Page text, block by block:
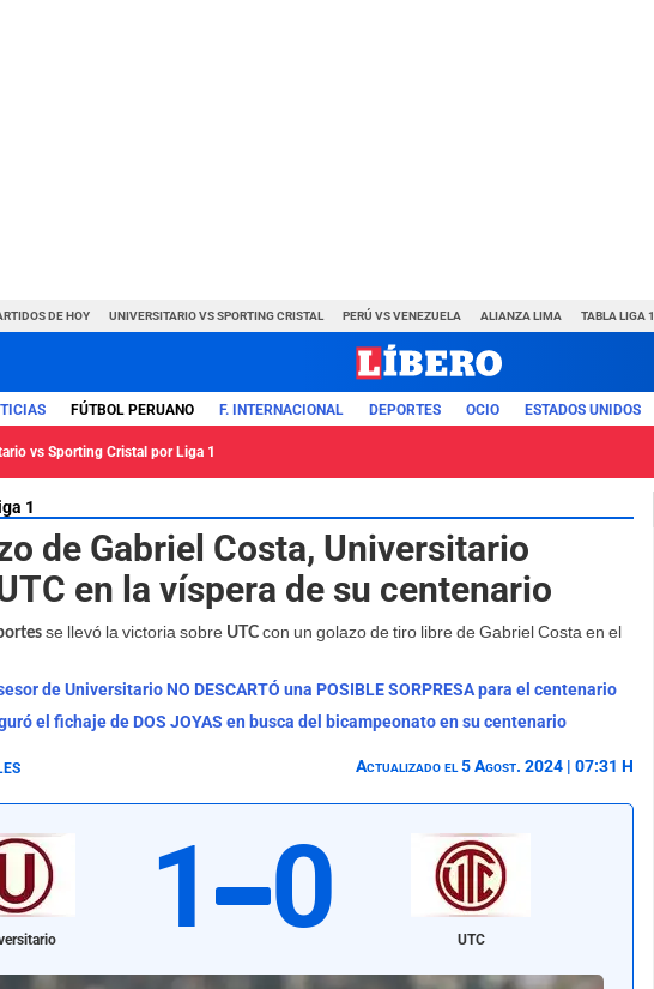
DE HOY UNIVERSITARIO VS SPORTING CRISTAL PERÚ VS VENEZUELA ALIANZA LIMA TABLA LIGA 1
FÚTBOL PERUANO F. INTERNACIONAL DEPORTES OCIO ESTADOS UNIDOS
vs Sporting Cristal por Liga 1
1
de Gabriel Costa, Universitario
en la víspera de su centenario
se llevó la victoria sobre UTC con un golazo de tiro libre de Gabriel Costa en el
de Universitario NO DESCARTÓ una POSIBLE SORPRESA para el centenario
el fichaje de DOS JOYAS en busca del bicampeonato en su centenario
Actualizado el 5 Agost. 2024 | 07:31 H
1 0 UTC